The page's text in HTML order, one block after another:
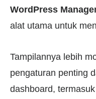
WordPress
alat utama untuk
Tampilannya lebih
pengaturan penting
dashboard,